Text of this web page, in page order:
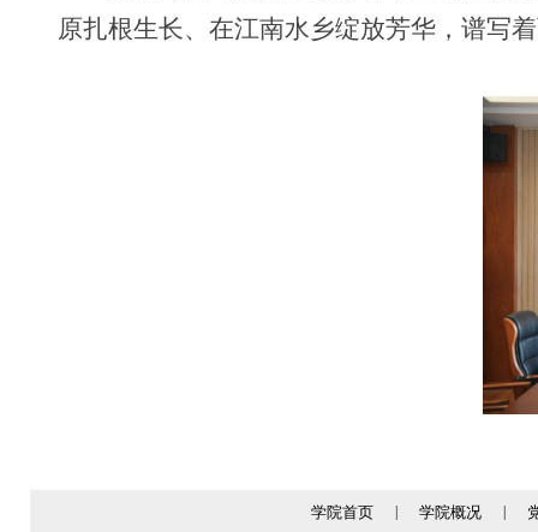
原扎根生长、在江南水乡绽放芳华，谱写
学院首页 学院概况